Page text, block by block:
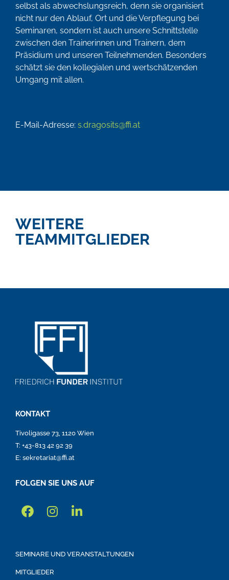
selbst als abwechslungsreich, denn sie organisiert
nicht nur den Ablauf, Ort und die Verpflegung bei
Seminaren, sondern ist auch unsere Schnittstelle
zwischen den Trainerinnen und Trainern, dem
Präsidium und unseren Teilnehmenden. Besonders
schätzt sie den kollegialen und wertschätzenden
Umgang mit allen.
E-Mail-Adresse: s.dragosits@ffi.at
WEITERE
TEAMMITGLIEDER
KONTAKT
Tivoligasse 73, 1120 Wien
T: +43-813 42 92 39
E: sekretariat@ffi.at
FOLGEN SIE UNS AUF
SEMINARE UND VERANSTALTUNGEN
MITGLIEDER